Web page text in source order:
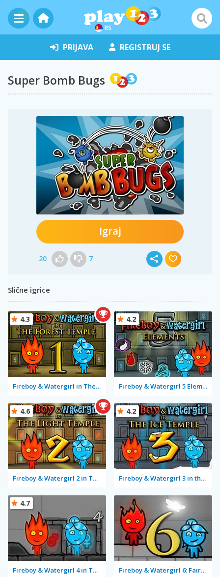
RS
PRIJAVA REGISTRUJ SE
Super Bomb Bugs
Igraj
20 7
Slične igrice
Fireboy & Watergirl in The Forest Temple
4.3
Fireboy & Watergirl 5 Elements
4.2
Fireboy & Watergirl 2 in The Light Temple
4.6
Fireboy & Watergirl 3 in the Ice Temple
4.2
Fireboy & Watergirl 4 in The Crystal Temple
4.7
Fireboy & Watergirl 6: Fairy Tales